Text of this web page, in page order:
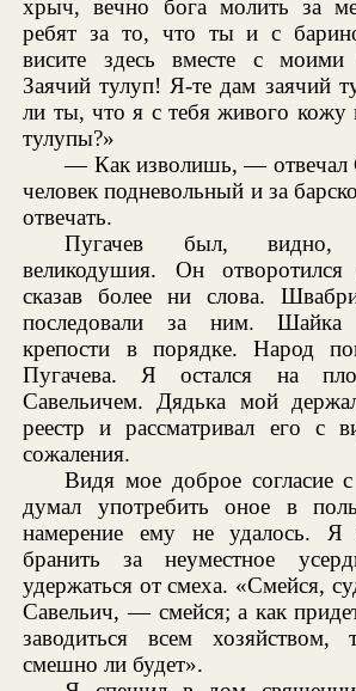
хрыч, вечно бога молить за
ребят за то, что ты и с
висите здесь вместе с моими
Заячий тулуп! Я-те дам заячий
ли ты, что я с тебя живого кожу
тулупы?»
— Как изволишь, — отвечал
человек подневольный и за
отвечать.
Пугачев был, видно,
великодушия. Он
сказав более ни слова.
последовали за ним. Шайка
крепости в порядке. Народ
Пугачева. Я остался на
Савельичем. Дядька мой
реестр и рассматривал его с
сожаления.
Видя мое доброе согласие
думал употребить оное в
намерение ему не удалось. Я
бранить за неуместное
удержаться от смеха. «Смейся,
Савельич, — смейся; а как
заводиться всем хозяйством,
смешно ли будет».